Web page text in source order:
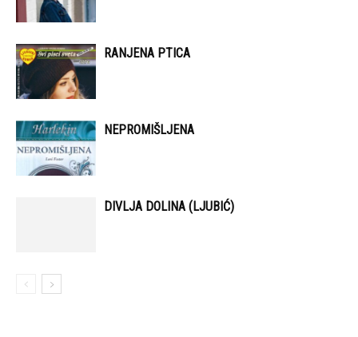
RANJENA PTICA
NEPROMIŠLJENA
DIVLJA DOLINA (LJUBIĆ)